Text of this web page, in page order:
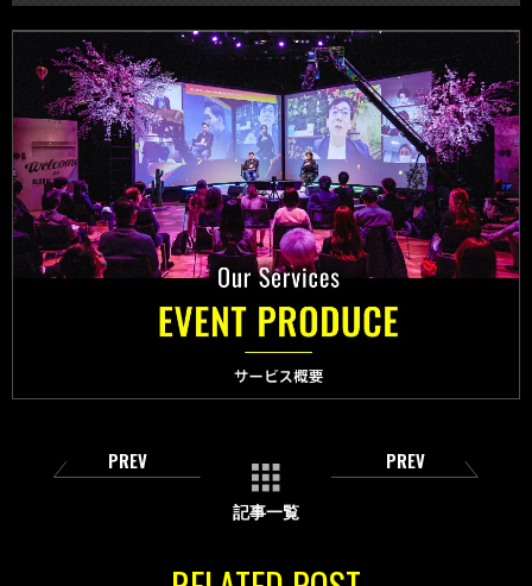
PREV
記事一覧
PREV